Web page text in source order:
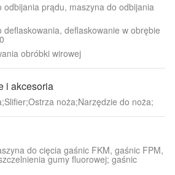
odbijania prądu, maszyna do odbijania
deflaskowania, deflaskowanie w obrębie
obróbki wirowej
i akcesoria
noża;Narzędzie do noża;
do cięcia gaśnic FKM, gaśnic FPM,
gumy fluorowej; gaśnic